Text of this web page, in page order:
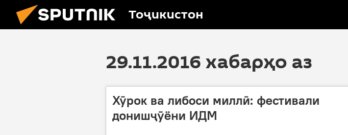
Тоҷикистон
29.11.2016 хабарҳо аз
Хӯрок ва либоси миллӣ: фестивали
донишҷӯёни ИДМ